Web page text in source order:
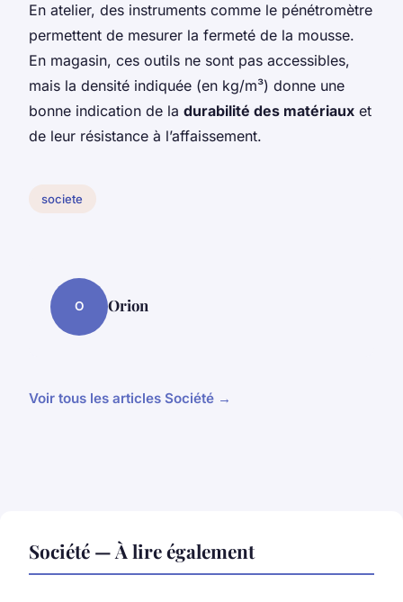
En atelier, des instruments comme le pénétromètre
permettent de mesurer la fermeté de la mousse.
En magasin, ces outils ne sont pas accessibles,
mais la densité indiquée (en kg/m³) donne une
bonne indication de la durabilité des matériaux et
de leur résistance à l’affaissement.
societe
O Orion
Voir tous les articles Société →
Société — À lire également